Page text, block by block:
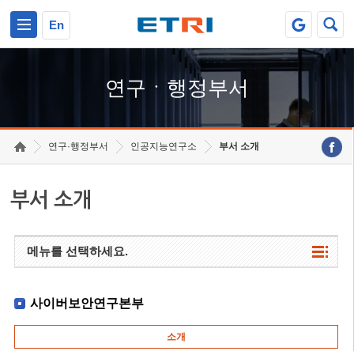
En
연구ㆍ행정부서
연구·행정부서 인공지능연구소 부서 소개
부서 소개
메뉴를 선택하세요.
사이버보안연구본부
소개